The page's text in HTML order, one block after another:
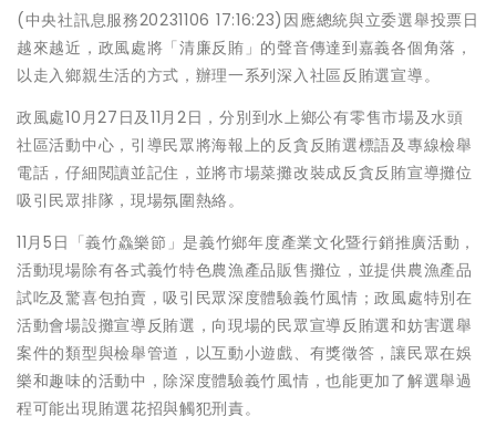
(中央社訊息服務20231106 17:16:23)因應總統與立委選舉投票日
越來越近，政風處將「清廉反賄」的聲音傳達到嘉義各個角落，
以走入鄉親生活的方式，辦理一系列深入社區反賄選宣導。
政風處10月27日及11月2日，分別到水上鄉公有零售市場及水頭
社區活動中心，引導民眾將海報上的反貪反賄選標語及專線檢舉
電話，仔細閱讀並記住，並將市場菜攤改裝成反貪反賄宣導攤位
吸引民眾排隊，現場氛圍熱絡。
11月5日「義竹鱻樂節」是義竹鄉年度產業文化暨行銷推廣活動，
活動現場除有各式義竹特色農漁產品販售攤位，並提供農漁產品
試吃及驚喜包拍賣，吸引民眾深度體驗義竹風情；政風處特別在
活動會場設攤宣導反賄選，向現場的民眾宣導反賄選和妨害選舉
案件的類型與檢舉管道，以互動小遊戲、有獎徵答，讓民眾在娛
樂和趣味的活動中，除深度體驗義竹風情，也能更加了解選舉過
程可能出現賄選花招與觸犯刑責。